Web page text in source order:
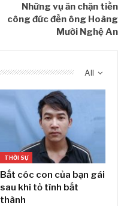
Những vụ ăn chặn tiền
công đức đền ông Hoàng
Mười Nghệ An
All
THỜI SỰ
Bắt cóc con của bạn gái
sau khi tỏ tình bất
thành